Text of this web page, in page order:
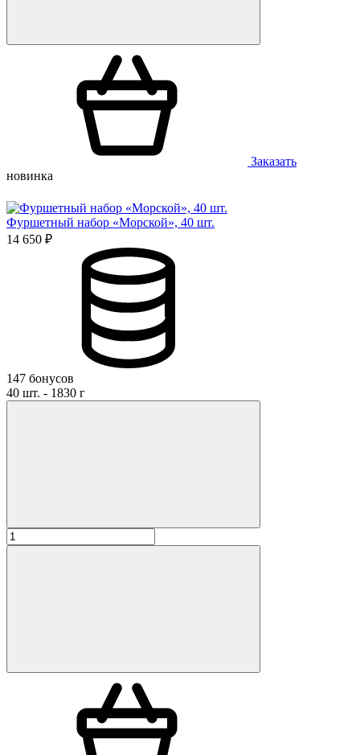
Заказать
новинка
Фуршетный набор «Морской», 40 шт.
14 650 ₽
147 бонусов
40 шт. - 1830 г